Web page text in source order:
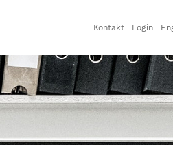
Kontakt Login